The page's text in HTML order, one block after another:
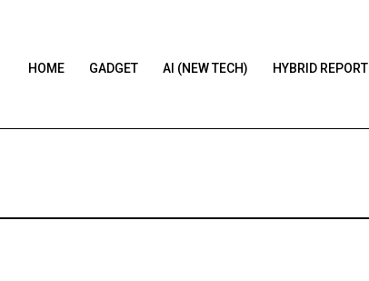
HOME GADGET AI (NEW TECH) HYBRID REPORT